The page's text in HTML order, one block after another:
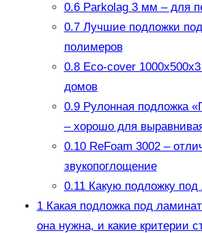
0.6Parkolag 3 мм – для
0.7Лучшие подложки
полимеров
0.8Eco-cover
домов
0.9Рулонная подложка
– хорошо для
0.10ReFoam 3002 –
звукопоглощение
0.11Какую подложку под
1Какая подложка под
она нужна, и какие критерии